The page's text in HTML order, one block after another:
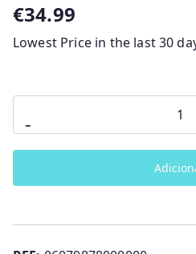
€34.99
Lowest Price in the last 30
-
de
CAPA